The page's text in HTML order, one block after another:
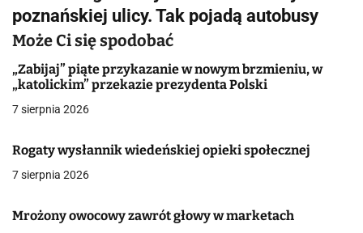
g
a
c
a
p
poznańskiej ulicy. Tak pojadą autobusy
Może Ci się spodobać
„Zabijaj” piąte przykazanie w nowym brzmieniu, w
„katolickim” przekazie prezydenta Polski
7 sierpnia 2026
Rogaty wysłannik wiedeńskiej opieki społecznej
7 sierpnia 2026
Mrożony owocowy zawrót głowy w marketach